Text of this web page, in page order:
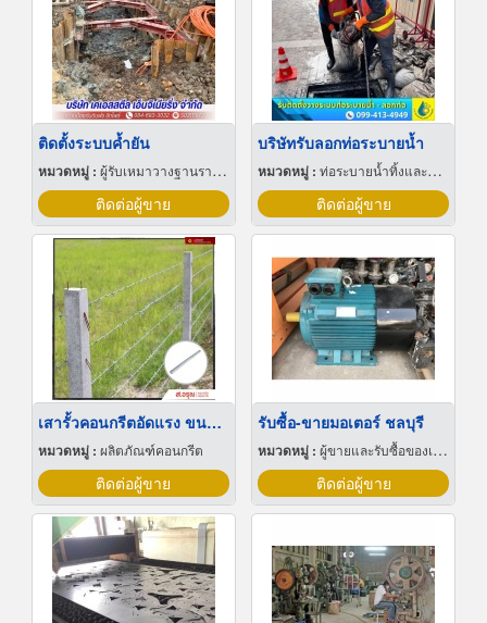
ติดตั้งระบบค้ำยัน
หมวดหมู่ : ผู้รับเหมาวางฐานรากก่อสร้าง
ติดต่อผู้ขาย
บริษัทรับลอกท่อระบายน้ำ
หมวดหมู่ : ท่อระบายน้ำทิ้งและสิ่งปฏิกูล
ติดต่อผู้ขาย
เสารั้วคอนกรีตอัดแรง ขนาด 2 เมตร
หมวดหมู่ : ผลิตภัณฑ์คอนกรีต
ติดต่อผู้ขาย
รับซื้อ-ขายมอเตอร์ ชลบุรี
หมวดหมู่ : ผู้ขายและรับซื้อของเก่าและเศษเหล็ก
ติดต่อผู้ขาย